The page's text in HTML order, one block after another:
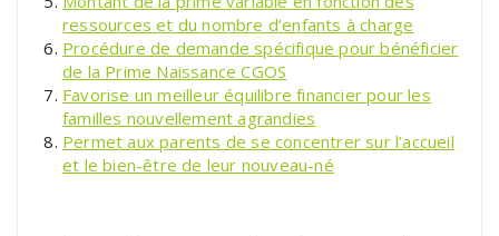
ressources et du nombre d’enfants à charge
Procédure de demande spécifique pour bénéficier
de la Prime Naissance CGOS
Favorise un meilleur équilibre financier pour les
familles nouvellement agrandies
Permet aux parents de se concentrer sur l’accueil
et le bien-être de leur nouveau-né